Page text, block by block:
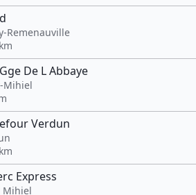
Remenauville
De L Abbaye
Mihiel
Verdun
Express
Mihiel